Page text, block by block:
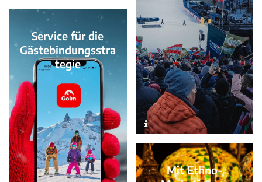
Service für die
Gästebindungsstra
tegie
Mit Ethno-